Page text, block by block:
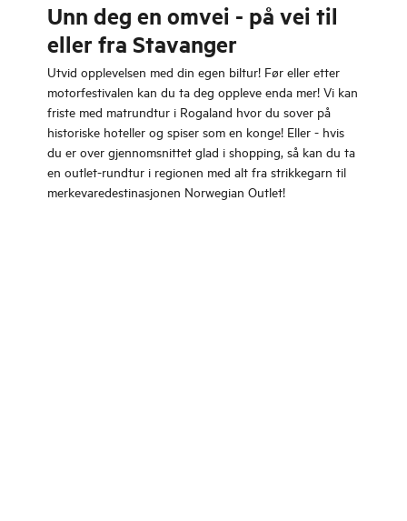
Unn deg en omvei - på vei til
eller fra Stavanger
Utvid opplevelsen med din egen biltur! Før eller etter
motorfestivalen kan du ta deg oppleve enda mer! Vi kan
friste med matrundtur i Rogaland hvor du sover på
historiske hoteller og spiser som en konge! Eller - hvis
du er over gjennomsnittet glad i shopping, så kan du ta
en outlet-rundtur i regionen med alt fra strikkegarn til
merkevaredestinasjonen Norwegian Outlet!